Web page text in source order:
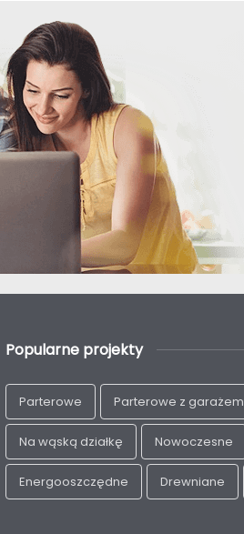
Popularne projekty
Parterowe Parterowe z garażem
Na wąską działkę Nowoczesne
Energooszczędne Drewniane